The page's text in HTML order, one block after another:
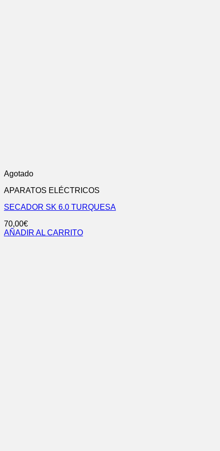
Agotado
APARATOS ELÉCTRICOS
SECADOR SK 6.0 TURQUESA
70,00€
AÑADIR AL CARRITO